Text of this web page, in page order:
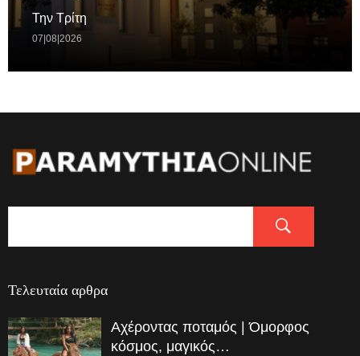
Την Τρίτη
07|08|2026
Τελευταία αρθρα
Αχέροντας ποταμός | Όμορφος
κόσμος, μαγικός…